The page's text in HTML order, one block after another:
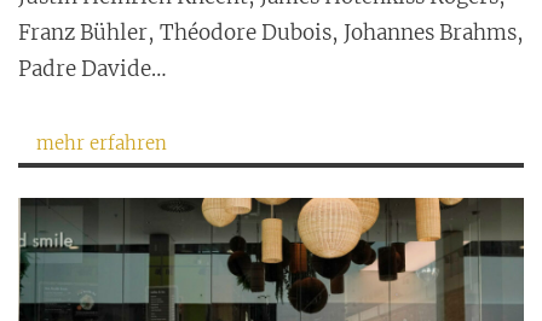
Franz Bühler, Théodore Dubois, Johannes Brahms,
Padre Davide…
mehr erfahren